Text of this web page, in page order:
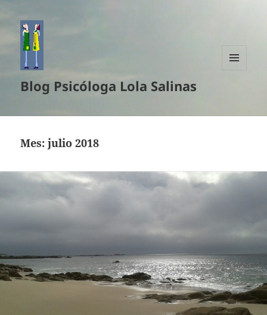
Blog Psicóloga Lola Salinas
Mes:julio 2018